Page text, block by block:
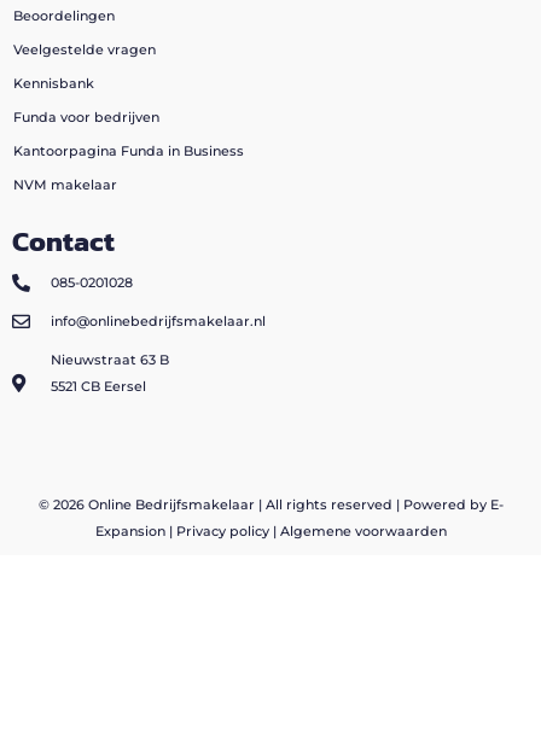
Beoordelingen
Veelgestelde vragen
Kennisbank
Funda voor bedrijven
Kantoorpagina Funda in Business
NVM makelaar
Contact
085-0201028
info@onlinebedrijfsmakelaar.nl
Nieuwstraat 63 B
5521 CB Eersel
© 2026 Online Bedrijfsmakelaar | All rights reserved | Powered by E-
Expansion| Privacy policy| Algemene voorwaarden